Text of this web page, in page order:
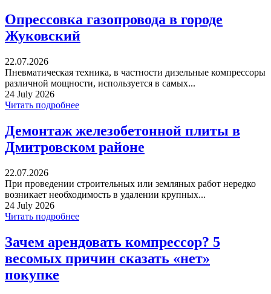
Опрессовка газопровода в городе
Жуковский
22.07.2026
Пневматическая техника, в частности дизельные компрессоры
различной мощности, используется в самых...
24 July 2026
Читать подробнее
Демонтаж железобетонной плиты в
Дмитровском районе
22.07.2026
При проведении строительных или земляных работ нередко
возникает необходимость в удалении крупных...
24 July 2026
Читать подробнее
Зачем арендовать компрессор? 5
весомых причин сказать «нет»
покупке